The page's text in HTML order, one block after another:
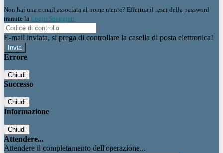
Non hai una e-mail associata al nome utente? Effettua il reset della password
tramite la Login Spaggiari
E-mail inviata, si prega di controllare la casella di posta elettronica!
Errore
Chiudi
Successo
Chiudi
Informazione
Chiudi
Attendere...
Attendere il completamento dell'operazione...